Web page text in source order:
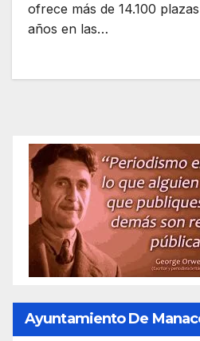
ofrece más de 14.100
años en las…
Ayuntamiento De